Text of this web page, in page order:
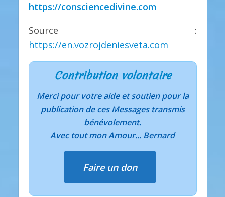
https://consciencedivine.com
Source :
https://en.vozrojdeniesveta.com
Contribution volontaire
Merci pour votre aide et soutien pour la
publication de ces Messages transmis
bénévolement.
Avec tout mon Amour... Bernard
Faire un don